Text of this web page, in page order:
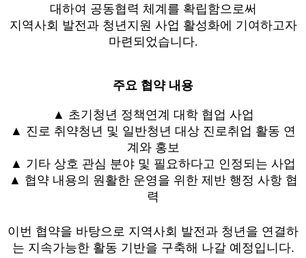
대하여 공동협력 체계를 확립함으로써
지역사회 발전과 청년지원 사업 활성화에 기여하고자
마련되었습니다.
주요 협약 내용
▲ 초기청년 정책연계 대학 협업 사업
▲ 진로 취약청년 및 일반청년 대상 진로취업 활동 연
계와 홍보
▲ 기타 상호 관심 분야 및 필요하다고 인정되는 사업
▲ 협약 내용의 원활한 운영을 위한 제반 행정 사항 협
력
이번 협약을 바탕으로 지역사회 발전과 청년을 연결하
는 지속가능한 활동 기반을 구축해 나갈 예정입니다.